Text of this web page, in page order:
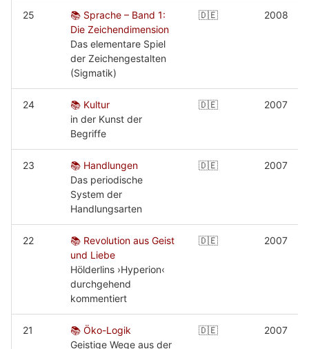
25
📚 Sprache – Band 1:
Die Zeichendimension
Das elementare Spiel
der Zeichengestalten
(Sigmatik)
🇩🇪 2008
24
📚 Kultur
in der Kunst der
Begriffe
🇩🇪 2007
23
📚 Handlungen
Das periodische
System der
Handlungsarten
🇩🇪 2007
22
📚 Revolution aus Geist
und Liebe
Hölderlins ›Hyperion‹
durchgehend
kommentiert
🇩🇪 2007
21
📚 Öko-Logik
Geistige Wege aus der
🇩🇪 2007